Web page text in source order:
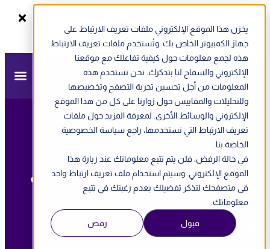
يخزن هذا الموقع الإلكتروني ملفات تعريف الارتباط على
جهاز الكمبيوتر الخاص بك. وتُستخدم ملفات تعريف الارتباط
هذه لجمع معلومات حول كيفية تفاعلك مع موقعنا
الإلكتروني والسماح لنا بتذكرك. نحن نستخدم هذه
المعلومات من أجل تحسين تجربة التصفح وتخصيصها
وللتحليلات والمقاييس حول زوارنا على كل من هذا الموقع
الإلكتروني والوسائط الأخرى. لمعرفة المزيد حول ملفات
تعريف الارتباط التي نستخدمها، راجع سياسة الخصوصية
الخاصة بنا.
في حالة الرفض، فلن يتم تتبع معلوماتك عند زيارة هذا
الموقع الإلكتروني. وسيتم استخدام ملف تعريف ارتباط واحد
في متصفحك لتذكر تفضيلك بعدم رغبتك في تتبع
معلوماتك.
قبول رفض
ندوة أونلاين - الفاتورة الإلكترونية في الإمارات سجل الآن
مزيد»أكاديمية مزيد
فاتورة مبيعات
إضافة إذن تسليم في مزيد وتحويله إلى
فاتورة مبيعات
Description: